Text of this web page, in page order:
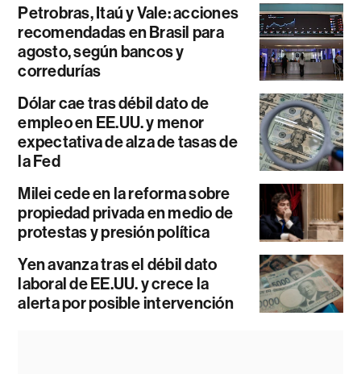
Petrobras, Itaú y Vale: acciones
recomendadas en Brasil para
agosto, según bancos y
corredurías
Dólar cae tras débil dato de
empleo en EE.UU. y menor
expectativa de alza de tasas de
la Fed
Milei cede en la reforma sobre
propiedad privada en medio de
protestas y presión política
Yen avanza tras el débil dato
laboral de EE.UU. y crece la
alerta por posible intervención